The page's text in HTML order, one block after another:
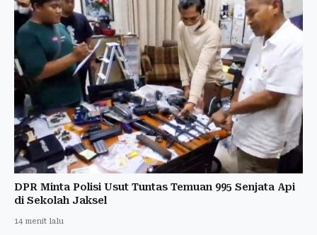
DPR Minta Polisi Usut Tuntas Temuan 995 Senjata Api
di Sekolah Jaksel
14 menit lalu